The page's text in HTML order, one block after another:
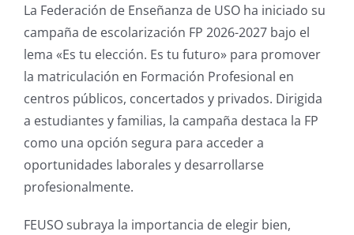
La Federación de Enseñanza de USO ha iniciado su
campaña de escolarización FP 2026-2027 bajo el
lema «Es tu elección. Es tu futuro» para promover
la matriculación en Formación Profesional en
centros públicos, concertados y privados. Dirigida
a estudiantes y familias, la campaña destaca la FP
como una opción segura para acceder a
oportunidades laborales y desarrollarse
profesionalmente.
FEUSO subraya la importancia de elegir bien,